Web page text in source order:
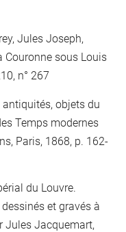
Jules Joseph,
Couronne sous Louis
n° 267
antiquités, objets du
Temps modernes
Paris, 1868, p. 162-
du Louvre.
et gravés à
Jules Jacquemart,